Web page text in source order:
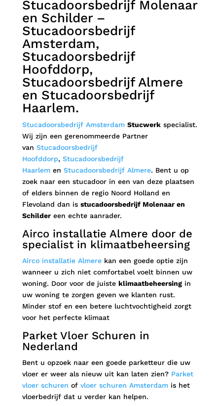
Stucadoorsbedrijf Molenaar
en Schilder –
Stucadoorsbedrijf
Amsterdam,
Stucadoorsbedrijf
Hoofddorp,
Stucadoorsbedrijf Almere
en Stucadoorsbedrijf
Haarlem.
Stucadoorsbedrijf Amsterdam Stucwerkspecialist.
Wij zijn een gerenommeerde Partner
van Stucadoorsbedrijf
Hoofddorp, Stucadoorsbedrijf
Haarlemen Stucadoorsbedrijf Almere. Bent u op
zoek naar een stucadoor in een van deze plaatsen
of elders binnen de regio Noord Holland en
Flevoland dan is stucadoorsbedrijf Molenaar en
Schildereen echte aanrader.
Airco installatie Almere door de
specialist in klimaatbeheersing
Airco installatie Almerekan een goede optie zijn
wanneer u zich niet comfortabel voelt binnen uw
woning. Door voor de juiste klimaatbeheersingin
uw woning te zorgen geven we klanten rust.
Minder stof en een betere luchtvochtigheid zorgt
voor het perfecte klimaat
Parket Vloer Schuren in
Nederland
Bent u opzoek naar een goede parketteur die uw
vloer er weer als nieuw uit kan laten zien? Parket
vloer schuren of vloer schuren Amsterdamis het
vloerbedrijf dat u verder kan helpen.